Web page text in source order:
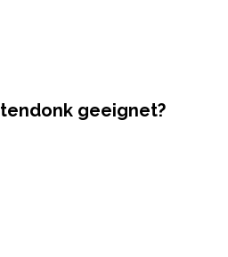
geeignet?